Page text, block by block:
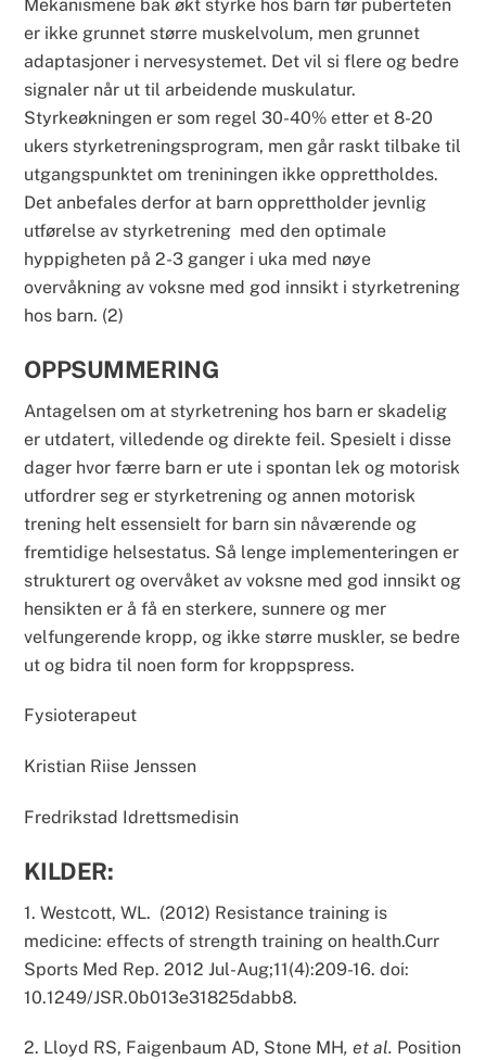
Mekanismene bak økt styrke hos barn før puberteten
er ikke grunnet større muskelvolum, men grunnet
adaptasjoner i nervesystemet. Det vil si flere og bedre
signaler når ut til arbeidende muskulatur.
Styrkeøkningen er som regel 30-40% etter et 8-20
ukers styrketreningsprogram, men går raskt tilbake til
utgangspunktet om treniningen ikke opprettholdes.
Det anbefales derfor at barn opprettholder jevnlig
utførelse av styrketrening med den optimale
hyppigheten på 2-3 ganger i uka med nøye
overvåkning av voksne med god innsikt i styrketrening
hos barn. (2)
OPPSUMMERING
Antagelsen om at styrketrening hos barn er skadelig
er utdatert, villedende og direkte feil. Spesielt i disse
dager hvor færre barn er ute i spontan lek og motorisk
utfordrer seg er styrketrening og annen motorisk
trening helt essensielt for barn sin nåværende og
fremtidige helsestatus. Så lenge implementeringen er
strukturert og overvåket av voksne med god innsikt og
hensikten er å få en sterkere, sunnere og mer
velfungerende kropp, og ikke større muskler, se bedre
ut og bidra til noen form for kroppspress.
Fysioterapeut
Kristian Riise Jenssen
Fredrikstad Idrettsmedisin
KILDER:
1. Westcott, WL. (2012) Resistance training is
medicine: effects of strength training on health.Curr
Sports Med Rep. 2012 Jul-Aug;11(4):209-16. doi:
10.1249/JSR.0b013e31825dabb8.
2. Lloyd RS, Faigenbaum AD, Stone MH, et al. Position